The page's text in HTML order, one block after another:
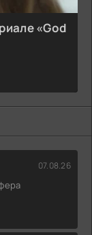
«God
07.08.26